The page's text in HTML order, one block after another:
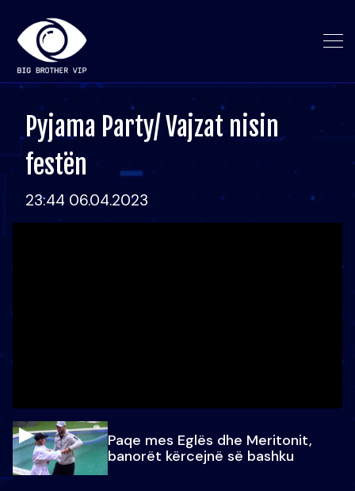
Pyjama Party/ Vajzat nisin
festën
23:44 06.04.2023
Paqe mes Eglës dhe Meritonit,
banorët kërcejnë së bashku